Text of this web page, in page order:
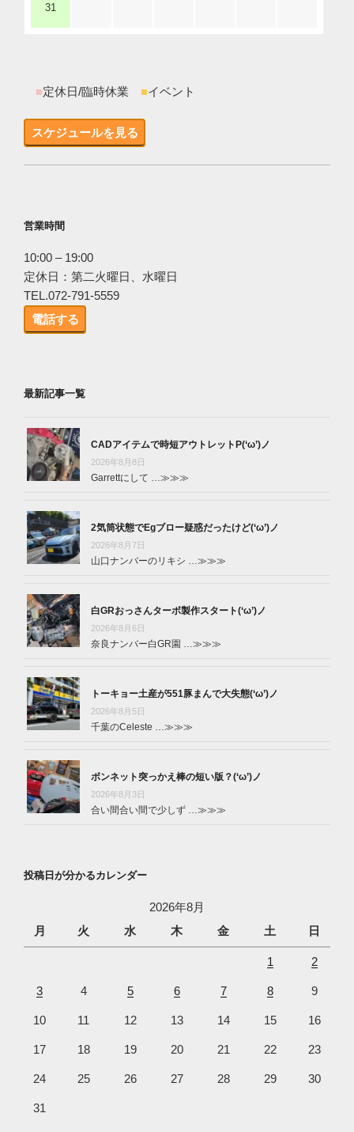
31
■定休日/臨時休業 ■イベント
スケジュールを見る
営業時間
10:00 – 19:00
定休日：第二火曜日、水曜日
TEL.072-791-5559
電話する
最新記事一覧
CADアイテムで時短アウトレットP(‘ω’)ノ
2026年8月8日
Garrettにして …≫≫≫
2気筒状態でEgブロー疑惑だったけど(‘ω’)ノ
2026年8月7日
山口ナンバーのリキシ …≫≫≫
白GRおっさんターボ製作スタート(‘ω’)ノ
2026年8月6日
奈良ナンバー白GR園 …≫≫≫
トーキョー土産が551豚まんで大失態(‘ω’)ノ
2026年8月5日
千葉のCeleste …≫≫≫
ボンネット突っかえ棒の短い版？(‘ω’)ノ
2026年8月3日
合い間合い間で少しず …≫≫≫
投稿日が分かるカレンダー
2026年8月
月
火 水 木 金 土 日
1 2
3 4 5 6 7 8 9
10 11 12 13 14 15 16
17 18 19 20 21 22 23
24 25 26 27 28 29 30
31